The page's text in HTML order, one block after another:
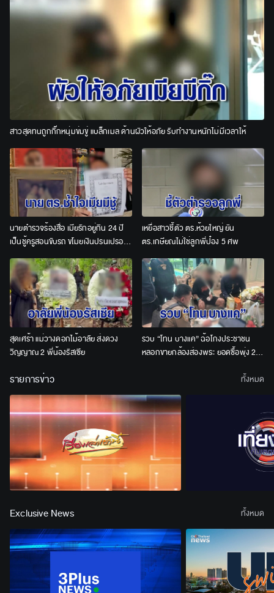
สาวสุดทนถูกกิ๊กหนุ่มข่มขู่ แบล็กเมล ด้านผัวให้อภัย รับทำงานหนักไม่มีเวลาให้
นายตำรวจร้องสื่อ เมียรักอยู่กิน 24 ปี
เป็นชู้ครูสอนขับรถ ขโมยเงินปรนเปรอ
ลั่นไม่ให้อภัย เอาเรื่องถึงที่สุด
เหยื่อสาวชี้ตัว ตร.ห้วยใหญ่ ยัน
ตร.เกษียณไม่ใช่ลูกพี่ป๋อง 5 ศพ
สุดเศร้า แม่วางดอกไม้อาลัย ส่งดวง
วิญญาณ 2 พี่น้องรัสเซีย
รวบ “โทน บางแค” ฉ้อโกงประชาชน
หลอกขายกล้องส่องพระ ยอดซื้อพุ่ง 20
รายการข่าว ทั้งหมด
Exclusive News ทั้งหมด